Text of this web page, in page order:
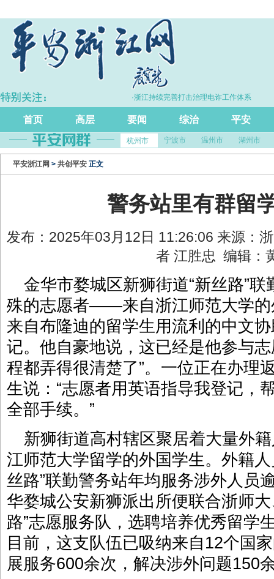
比增长5.7% ·浙江持续完善打击治理电诈工作体系
首页 高层 要闻 综治 平安
杭州市 宁波市 温州市 湖州市
平安浙江网 > 共创平安 正文
警务站里有群留
发布：2025年03月12日 11:26:06 来源：
者 江胜忠 编辑：
金华市婺城区新狮街道“新丝路”
殊的志愿者——来自浙江师范大学的
来自布隆迪的留学生用流利的中文
记。他自豪地说，这已经是他参与
程都弄得很清楚了”。一位正在办理
生说：“志愿者用英语指导我登记，
全部手续。”
新狮街道高村辖区聚居着大量外
江师范大学留学的外国学生。外籍
丝路”联勤警务站年均服务涉外人员
华婺城公安新狮派出所便联合浙师
路”志愿服务队，选聘培养优秀留学
目前，这支队伍已吸纳来自12个国
展服务600余次，解决涉外问题150